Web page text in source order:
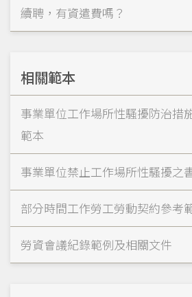
續聘，有資遣費嗎？
相關範本
事業單位工作場所性騷擾防治措
範本
事業單位禁止工作場所性騷擾之
部分時間工作勞工勞動契約參考
勞資會議紀錄範例及相關文件